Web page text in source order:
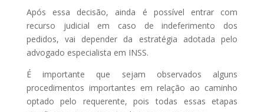
Após essa decisão, ainda é possível entrar com
recurso judicial em caso de indeferimento dos
pedidos, vai depender da estratégia adotada pelo
advogado especialista em INSS.
É importante que sejam observados alguns
procedimentos importantes em relação ao caminho
optado pelo requerente, pois todas essas etapas